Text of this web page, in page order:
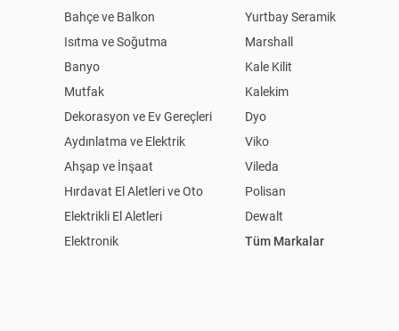
Bahçe ve Balkon
Isıtma ve Soğutma
Banyo
Mutfak
Dekorasyon ve Ev Gereçleri
Aydınlatma ve Elektrik
Ahşap ve İnşaat
Hırdavat El Aletleri ve Oto
Elektrikli El Aletleri
Elektronik
Yurtbay Seramik
Marshall
Kale Kilit
Kalekim
Dyo
Viko
Vileda
Polisan
Dewalt
Tüm Markalar